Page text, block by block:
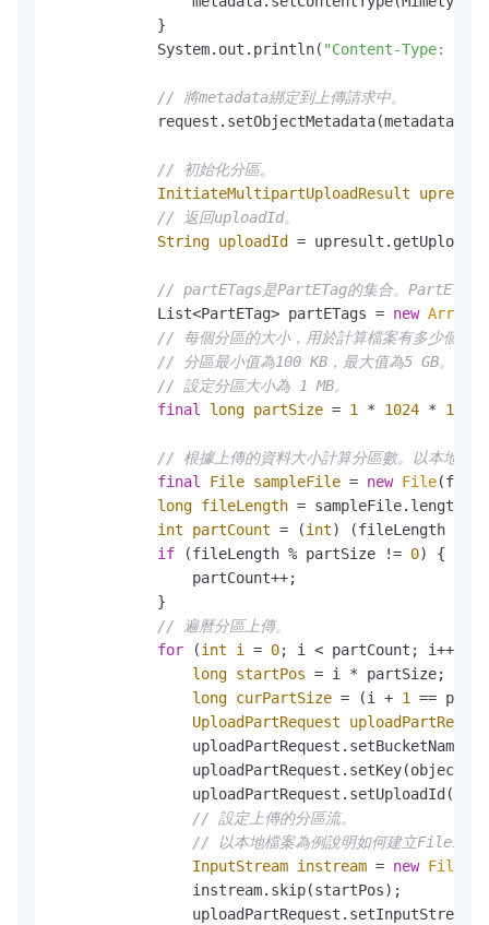
            }
            System.out.println(
"Content-Type: "
// 將metadata綁定到上傳請求中。
            request.setObjectMetadata(metadata);
// 初始化分區。
InitiateMultipartUploadResult
upresult
// 返回uploadId。
String uploadId =
// partETags是PartETag的集合。PartETag由
            List<PartETag> partETags =
new
// 每個分區的大小，用於計算檔案有多少個分
// 分區最小值為100 KB，最大值為5 GB。最後
// 設定分區大小為 1 MB。
final
long partSize = 1 * 1024 * 1024L
// 根據上傳的資料大小計算分區數。以本地
final
File sampleFile = new File
long fileLength = sampleFile.length();
int
partCount = (int) (fileLength /
if (fileLength % partSize != 0) {
                partCount++;
            }
// 遍曆分區上傳。
for (int i = 0; i < partCount; i++) {
long startPos = i * partSize;
long curPartSize = (i + 1 ==
UploadPartRequest
// 設定上傳的分區流。
// 以本地檔案為例說明如何建立
InputStream instream = new
                instream.skip(startPos);